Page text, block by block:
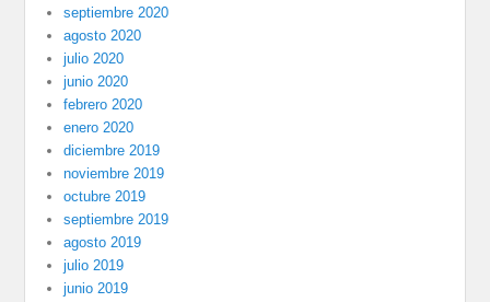
septiembre 2020
agosto 2020
julio 2020
junio 2020
febrero 2020
enero 2020
diciembre 2019
noviembre 2019
octubre 2019
septiembre 2019
agosto 2019
julio 2019
junio 2019